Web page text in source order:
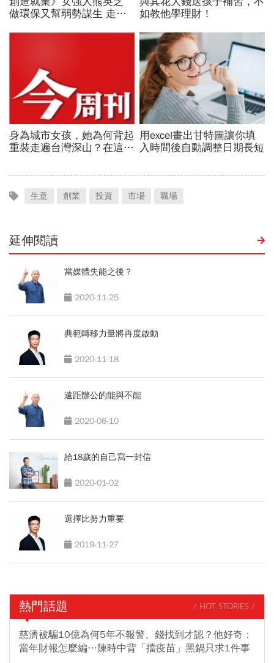
生意 創業 投資 市場 職場
延伸閱讀
當媒體失能之後？
2020-11-25
典範轉移力量將再度啟動
2020-11-18
遠距辦公的能與不能
2020-06-10
給18歲的自己寫一封信
2020-01-02
選擇比努力重要
2019-11-27
熱門話題 / HOT STORIES /
慈濟被騙10億為何5年不報警、錢找到才認？他好奇：
當年財報怎麼編…陳時中背「擋疫苗」黑鍋只求1件事